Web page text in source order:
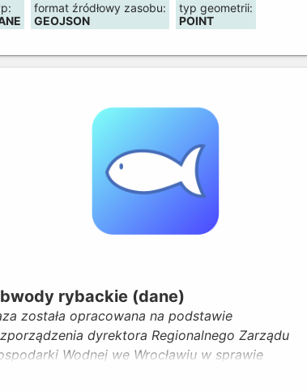
obrębów ochronnych i kół wędkarskich) z
o ich nazwach i uprawnionych do
format źródłowy zasobu:
GEOJSON
typ geometrii:
POINT
rybackie (dane)
została opracowana na podstawie
dyrektora Regionalnego Zarządu
Wodnej we Wrocławiu w sprawie